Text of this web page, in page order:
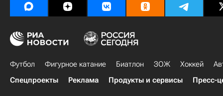
Футбол Фигурное катание Биатлон ЗОЖ Хоккей
Спецпроекты
Реклама Продукты и сервисы Пресс-